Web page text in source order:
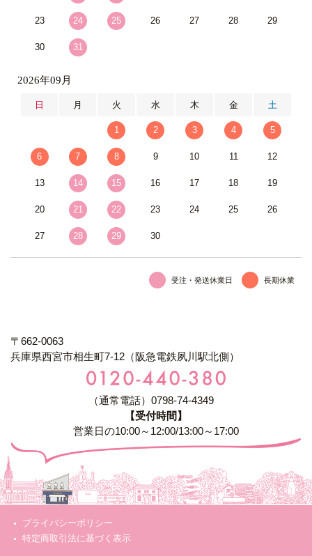
23 24 25 26 27 28 29
30 31
2026年09月
日 月 火 水 木 金 土
1 2 3 4 5
6 7 8 9 10 11 12
13 14 15 16 17 18 19
20 21 22 23 24 25 26
27 28 29 30
受注・発送休業日 長期休業
〒662-0063
兵庫県西宮市相生町7-12（阪急電鉄夙川駅北側）
（通常電話）0798-74-4349
【受付時間】
営業日の10:00～12:00/13:00～17:00
プライバシーポリシー
特定商取引法に基づく表示